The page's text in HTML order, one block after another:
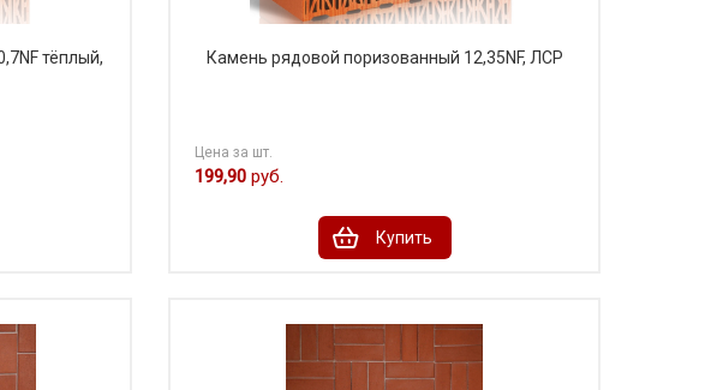
тёплый,
Камень рядовой поризованный 12,35NF, ЛСР
Цена за шт.
199,90 руб.
Купить